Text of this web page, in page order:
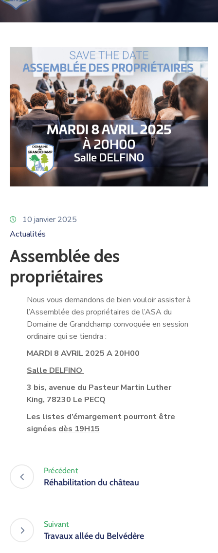
PROPRIÉTAIRES
NOUS
10 janvier 2025
Actualités
Assemblée des
propriétaires
Nous vous demandons de bien vouloir assister à
l’Assemblée des propriétaires de l’ASA du
Domaine de Grandchamp convoquée en session
ordinaire qui se tiendra :
MARDI 8 AVRIL 2025 A 20H00
Salle DELFINO
3 bis, avenue du Pasteur Martin Luther
King, 78230 Le PECQ
Les listes d’émargement pourront être
signées dès 19H15
Précédent
Réhabilitation du château
Suivant
Travaux allée du Belvédère